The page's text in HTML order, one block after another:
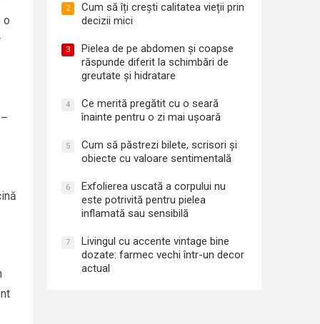
o
2
Cum să îți crești calitatea vieții prin
decizii mici
3
Pielea de pe abdomen și coapse
răspunde diferit la schimbări de
greutate și hidratare
4
Ce merită pregătit cu o seară
înainte pentru o zi mai ușoară
5
Cum să păstrezi bilete, scrisori și
obiecte cu valoare sentimentală
6
Exfolierea uscată a corpului nu
este potrivită pentru pielea
inflamată sau sensibilă
7
Livingul cu accente vintage bine
dozate: farmec vechi într-un decor
actual